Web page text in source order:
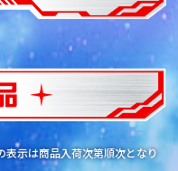
示は商品入荷次第順次となり